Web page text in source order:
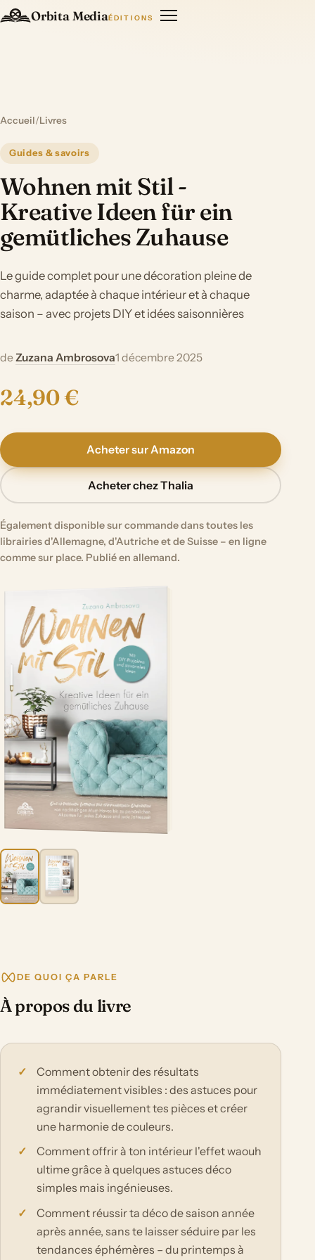
Orbita MediaÉDITIONS
Accueil/Livres
Guides & savoirs
Wohnen mit Stil -
Kreative Ideen für ein
gemütliches Zuhause
Le guide complet pour une décoration pleine de
charme, adaptée à chaque intérieur et à chaque
saison – avec projets DIY et idées saisonnières
deZuzana Ambrosova1 décembre 2025
24,90 €
Acheter sur Amazon
Acheter chez Thalia
Également disponible sur commande dans toutes les
librairies d'Allemagne, d'Autriche et de Suisse – en ligne
comme sur place. Publié en allemand.
DE QUOI ÇA PARLE
À propos du livre
Comment obtenir des résultats
immédiatement visibles : des astuces pour
agrandir visuellement tes pièces et créer
une harmonie de couleurs.
Comment offrir à ton intérieur l'effet waouh
ultime grâce à quelques astuces déco
simples mais ingénieuses.
Comment réussir ta déco de saison année
après année, sans te laisser séduire par les
tendances éphémères – du printemps à